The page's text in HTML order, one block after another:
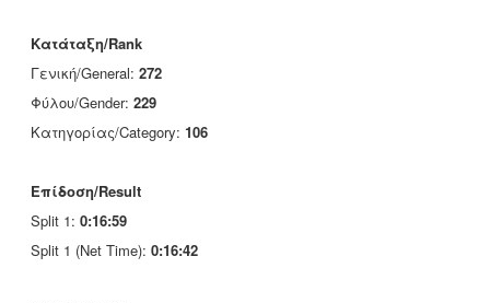
Κατάταξη/Rank
Γενική/General: 272
Φύλου/Gender: 229
Κατηγορίας/Category: 106
Επίδοση/Result
Split 1: 0:16:59
Split 1 (Net Time): 0:16:42